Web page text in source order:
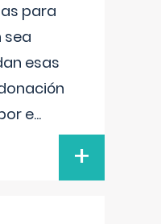
para
sea
esas
e...
+